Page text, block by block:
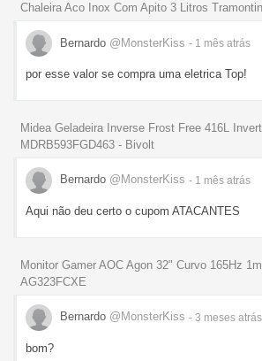
Chaleira Aco Inox Com Apito 3 Litros
Bernardo @MonsterKiss - 1 mês atrás
por esse valor se compra uma eletrica Top!
Midea Geladeira Inverse Frost Free 416L
MDRB593FGD463 - Bivolt
Bernardo @MonsterKiss - 1 mês atrás
Aqui não deu certo o cupom ATACANTES
Monitor Gamer AOC Agon 32" Curvo 165Hz
AG323FCXE
Bernardo @MonsterKiss - 3 meses atrás
bom?